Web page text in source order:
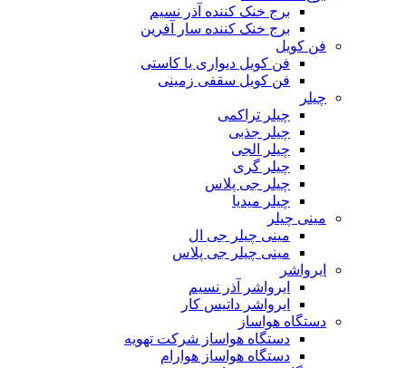
برج خنک کننده آذر نسیم
برج خنک کننده سار آفرین
فن کویل
فن کویل دیواری یا کاستی
فن کویل سقفی زمینی
چیلر
چیلر تراکمی
چیلر جذبی
چیلر الجی
چیلر گری
چیلر جی پلاس
چیلر میدیا
مینی چیلر
مینی چیلر جی ال
مینی چیلر جی پلاس
ایرواشر
ایرواشر آذر نسیم
ایرواشر داتیس کار
دستگاه هواساز
دستگاه هواساز شرکت تهویه
دستگاه هواساز هوارام